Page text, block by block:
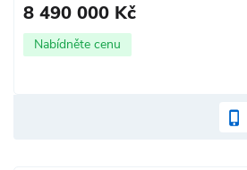
8 490 000 Kč
Nabídněte cenu